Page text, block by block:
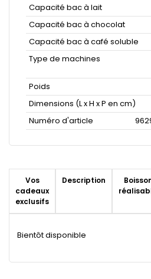
Capacité bac à lait
Capacité bac à chocolat
Capacité bac à café soluble
Type de machines
Poids
Dimensions (L x H x P en cm)
Numéro d'article
Vos
cadeaux
exclusifs
Description
Bientôt disponible